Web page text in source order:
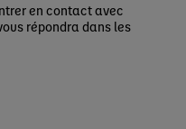
en contact avec
répondra dans les